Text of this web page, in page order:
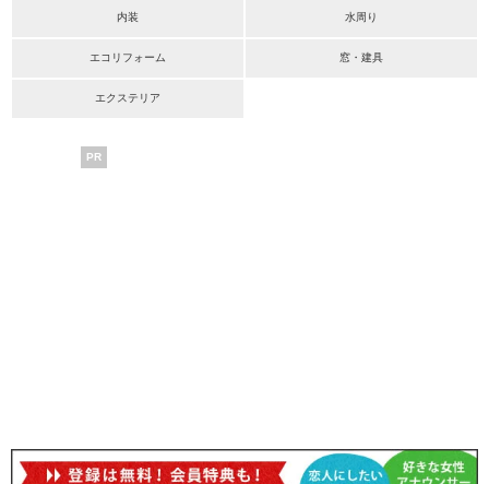
内装 水周り
エコリフォーム 窓・建具
エクステリア
PR